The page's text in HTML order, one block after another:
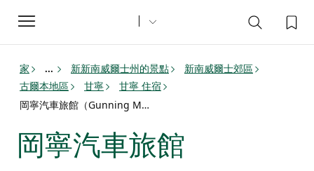
Toggle
navigation
家 ... 新新南威爾士州的景點
新南威爾士郊區
古爾本地區
甘寧
甘寧 住宿
岡寧汽車旅館（Gunning Motel）
岡寧汽車旅館